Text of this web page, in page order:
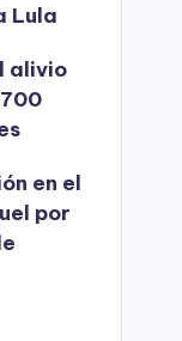
Lula
alivio
en el
por